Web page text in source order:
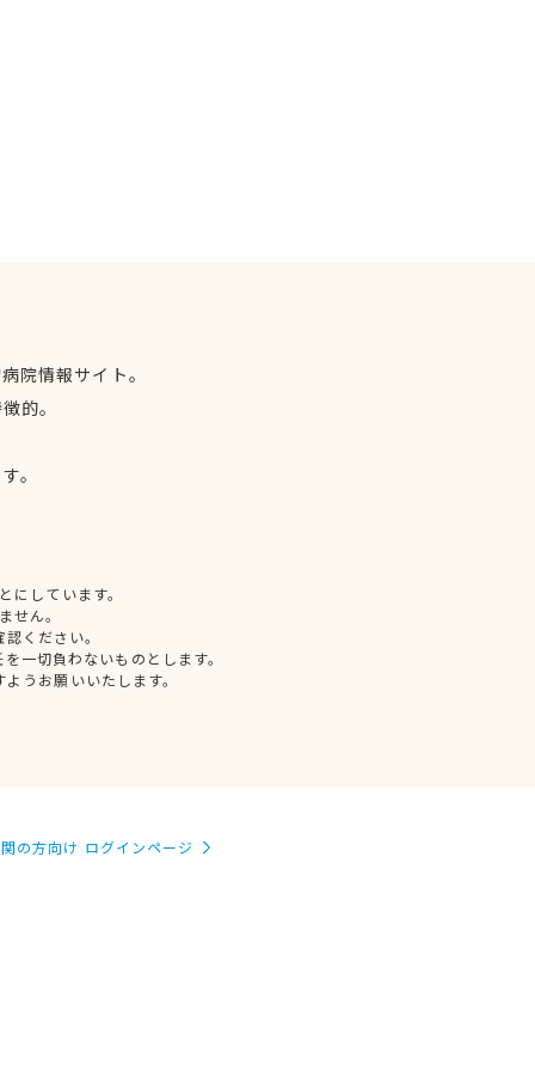
院情報サイト。
的。
。
しています。
せん。
ください。
一切負わないものとします。
うお願いいたします。
の方向け ログインページ